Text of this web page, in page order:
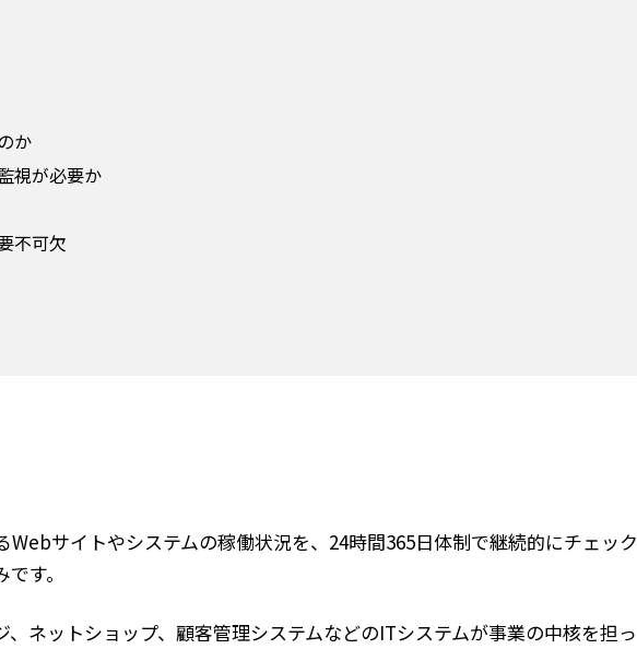
か
視が必要か
不可欠
サイトやシステムの稼働状況を、24時間365日体制で継続的にチェック
す。
ネットショップ、顧客管理システムなどのITシステムが事業の中核を担っ